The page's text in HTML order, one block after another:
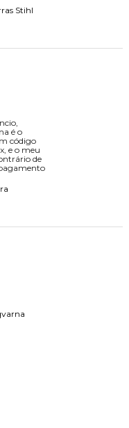
Stihl
é o
código
e o meu
de